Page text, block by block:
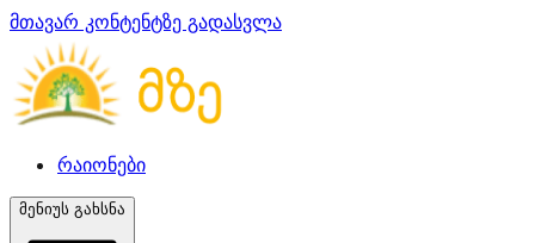
მთავარ კონტენტზე გადასვლა
რაიონები
მენიუს გახსნა